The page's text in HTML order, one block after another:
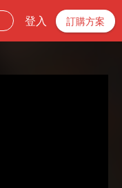
登入 訂購方案